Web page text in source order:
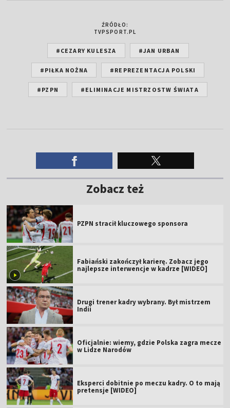
ŹRÓDŁO:
TVPSPORT.PL
#CEZARY KULESZA #JAN URBAN
#PIŁKA NOŻNA #REPREZENTACJA POLSKI
#PZPN #ELIMINACJE MISTRZOSTW ŚWIATA
Zobacz też
PZPN stracił kluczowego sponsora
Fabiański zakończył karierę. Zobacz jego
najlepsze interwencje w kadrze [WIDEO]
Drugi trener kadry wybrany. Był mistrzem
Indii
Oficjalnie: wiemy, gdzie Polska zagra mecze
w Lidze Narodów
Eksperci dobitnie po meczu kadry. O to mają
pretensje [WIDEO]